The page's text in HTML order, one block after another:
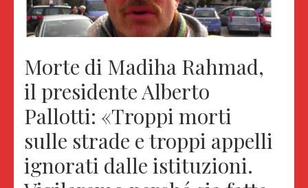
Morte di Madiha Rahmad,
il presidente Alberto
Pallotti: «Troppi morti
sulle strade e troppi appelli
ignorati dalle istituzioni.